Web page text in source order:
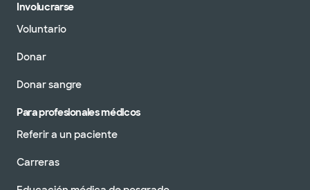
Involucrarse
Voluntario
Donar
Donar sangre
Para profesionales médicos
Referir a un paciente
Carreras